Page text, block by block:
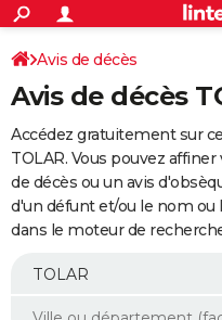
ACTUALITÉS
Politique
Société
Faits Divers
Education
Monde
Villes
+
SPORT
Coupe du monde 2026
Football
Tennis
Cyclisme
Rugby
Forum
Programme TV
TNT
Streaming
Cinéma
Sorties cinéma
Musique
+
FINANCE
Retraite
Impôts
Epargne
Immobilier
Risques naturels par ville
Banque
Assurance
Crédit
AUTO
Essais
Réserver un essai
Citadines
Berlines
SUV
Forum auto
+
Mobiles
Meilleur smartphone
Internet
Ordinateurs
Jeux vidéo
Guide high-tech
Avis de décès
Avis de décès
Accédez gratuitement sur
TOLAR. Vous pouvez
de décès ou un avis
d'un défunt et/ou le nom
dans le moteur de